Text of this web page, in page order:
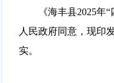
《海丰县2025年“
人民政府同意，现印
实。